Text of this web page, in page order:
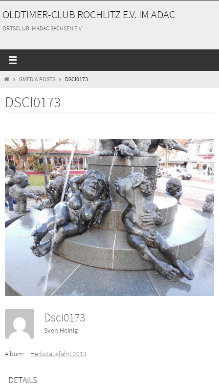
Inhalt
springen
OLDTIMER-CLUB ROCHLITZ E.V. IM ADAC
ORTSCLUB IM ADAC SACHSEN E.V.
STARTGMEDIA POSTS DSCI0173
DSCI0173
Dsci0173
Sven Heinig
Album: Herbstausfahrt 2013
DETAILS